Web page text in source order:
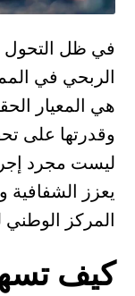
في ظل التحول
الربحي في
هي المعيار
وقدرتها على
ليست مجرد
يعزز الشفافية
المركز الوطني
كيف